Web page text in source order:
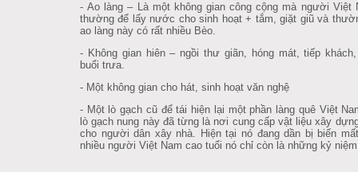
- Ao làng – Là một không gian công cộng mà người Việt
thường để lấy nước cho sinh hoạt + tắm, giặt giũ và
ao làng này có rất nhiều Bèo.
- Không gian hiên – ngồi thư giãn, hóng mát, tiếp
buổi trưa.
- Một không gian cho hát, sinh hoạt văn nghệ
- Một lò gạch cũ để tái hiện lại một phần làng quê Việt
lò gạch nung này đã từng là nơi cung cấp vật liệu xây
cho người dân xây nhà. Hiện tại nó đang dần bị biến
nhiều người Việt Nam cao tuổi nó chỉ còn là những kỷ